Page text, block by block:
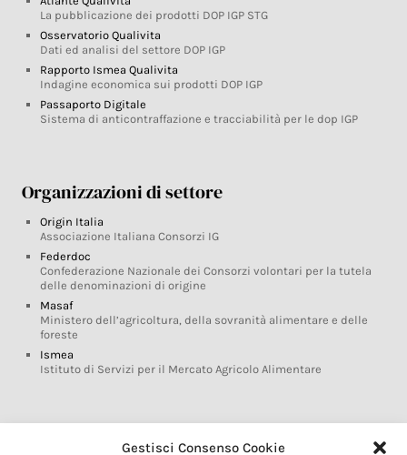
Gestisci Consenso Cookie
La pubblicazione dei prodotti DOP IGP STG
Osservatorio Qualivita
Dati ed analisi del settore DOP IGP
Rapporto Ismea Qualivita
Indagine economica sui prodotti DOP IGP
Passaporto Digitale
Sistema di anticontraffazione e tracciabilità per le dop IGP
Organizzazioni di settore
Origin Italia
Associazione Italiana Consorzi IG
Federdoc
Confederazione Nazionale dei Consorzi volontari per la tutela
delle denominazioni di origine
Masaf
Ministero dell’agricoltura, della sovranità alimentare e delle
foreste
Ismea
Istituto di Servizi per il Mercato Agricolo Alimentare
Glossario DOP IGP